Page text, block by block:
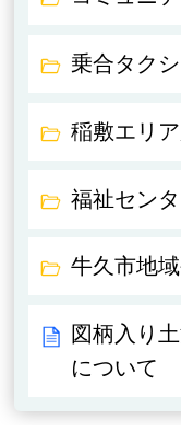
乗合タク
稲敷エリ
福祉セン
牛久市地
図柄入り
について